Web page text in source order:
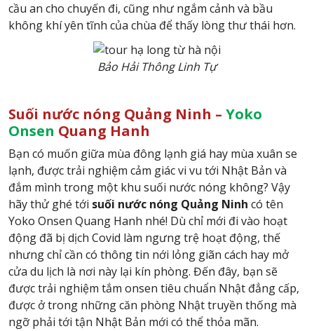
cầu an cho chuyến đi, cũng như ngắm cảnh và bầu
không khí yên tĩnh của chùa để thấy lòng thư thái hơn.
Bảo Hải Thông Linh Tự
Suối nước nóng Quảng Ninh – Yoko
Onsen Quang Hanh
Bạn có muốn giữa mùa đông lạnh giá hay mùa xuân se
lạnh, được trải nghiệm cảm giác vi vu tới Nhật Bản và
đắm mình trong một khu suối nước nóng không? Vậy
hãy thử ghé tới suối nước nóng Quảng Ninh có tên
Yoko Onsen Quang Hanh nhé! Dù chỉ mới đi vào hoạt
động đã bị dịch Covid làm ngưng trệ hoạt động, thế
nhưng chỉ cần có thông tin nới lỏng giãn cách hay mở
cửa du lịch là nơi này lại kín phòng. Đến đây, bạn sẽ
được trải nghiệm tắm onsen tiêu chuẩn Nhật đẳng cấp,
được ở trong những căn phòng Nhật truyền thống mà
ngỡ phải tới tận Nhật Bản mới có thể thỏa mãn.